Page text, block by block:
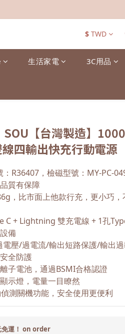
$ TWD
生活家電 3C用品
SOU【台灣製造】
四輸出快充行動電源
：R36407，檢磁型號：MY-PC-
質有保障
，比市面上他款行充，更小巧，
C + Lightning 雙充電線 + 1孔
備
電壓/過電流/輸出短路保護/輸出
全防護
子電池，通過BSMI合格認證
示燈，電量一目瞭然
測關機功能，安全使用更便利
免運！ on order